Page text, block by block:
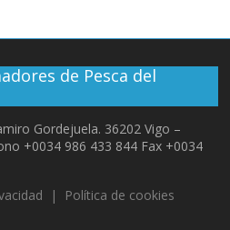
de Pesca del
Gordejuela. 36202 Vigo –
+0034 986 433 844 Fax +0034
| Política de cookies